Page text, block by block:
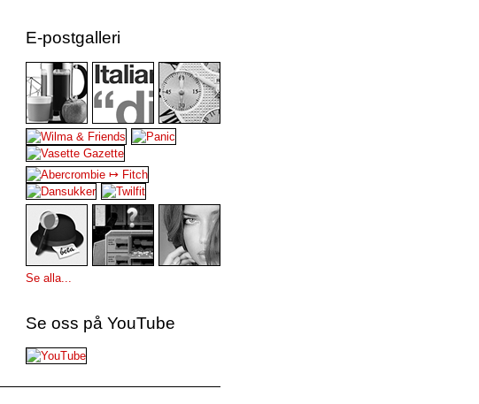
E-postgalleri
Se alla...
Se oss på YouTube